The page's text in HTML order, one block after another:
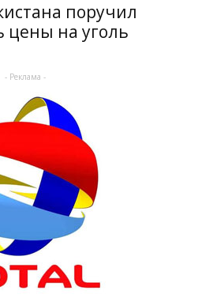
поручил
цены на уголь
- Реклама -